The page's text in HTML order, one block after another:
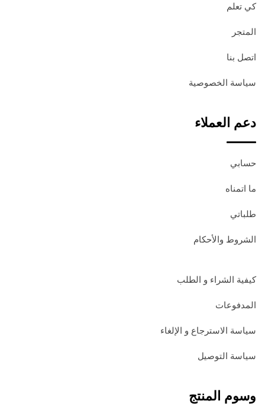
كي تعلم
المتجر
اتصل بنا
سياسة الخصوصية
دعم العملاء
حسابي
ما اتمناه
طلباتي
الشروط والأحكام
كيفية الشراء و الطلب
المدفوعات
سياسة الاسترجاع و الإلغاء
سياسة التوصيل
وسوم المنتج